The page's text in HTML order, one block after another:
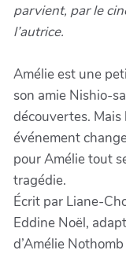
parvient, par le
l’autrice.
Amélie est une
son amie Nishio-
découvertes. Mais
événement
pour Amélie tout
tragédie.
Écrit par Liane-
Eddine Noël,
d’Amélie Nothomb